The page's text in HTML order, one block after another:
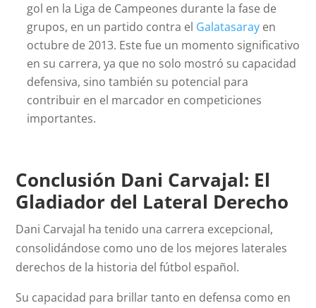
gol en la Liga de Campeones durante la fase de
grupos, en un partido contra el Galatasaray en
octubre de 2013. Este fue un momento significativo
en su carrera, ya que no solo mostró su capacidad
defensiva, sino también su potencial para
contribuir en el marcador en competiciones
importantes.
Conclusión Dani Carvajal: El
Gladiador del Lateral Derecho
Dani Carvajal ha tenido una carrera excepcional,
consolidándose como uno de los mejores laterales
derechos de la historia del fútbol español.
Su capacidad para brillar tanto en defensa como en